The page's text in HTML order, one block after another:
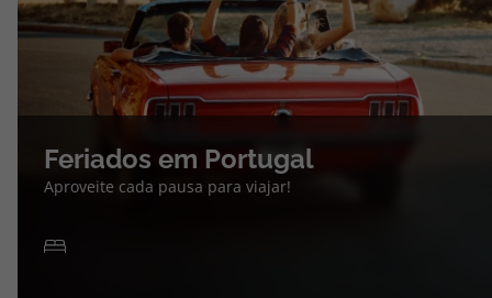
Feriados em Portugal
Aproveite cada pausa para viajar!